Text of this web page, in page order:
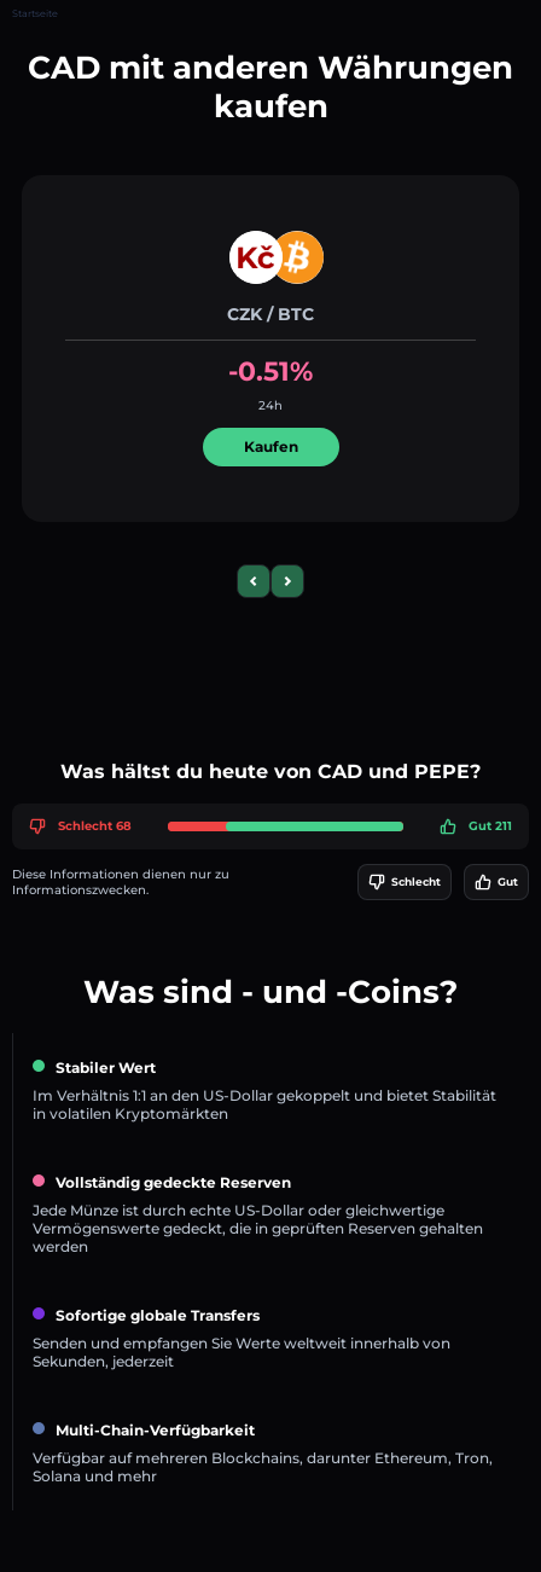
Startseite
CAD mit anderen Währungen
kaufen
CZK / BTC
-0.51%
24h
Kaufen
Previous slide
Next slide
Was hältst du heute von CAD und PEPE?
Schlecht 68 Gut 211
Diese Informationen dienen nur zu
Informationszwecken.
Schlecht Gut
Was sind - und -Coins?
Stabiler Wert
Im Verhältnis 1:1 an den US-Dollar gekoppelt und bietet Stabilität
in volatilen Kryptomärkten
Vollständig gedeckte Reserven
Jede Münze ist durch echte US-Dollar oder gleichwertige
Vermögenswerte gedeckt, die in geprüften Reserven gehalten
werden
Sofortige globale Transfers
Senden und empfangen Sie Werte weltweit innerhalb von
Sekunden, jederzeit
Multi-Chain-Verfügbarkeit
Verfügbar auf mehreren Blockchains, darunter Ethereum, Tron,
Solana und mehr